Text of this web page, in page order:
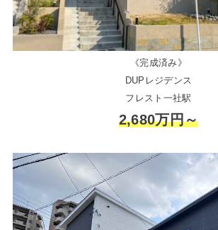
《完成済み》
DUPレジデンス
フレスト一社駅
2,680万円～